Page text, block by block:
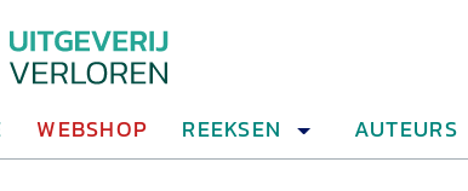
WEBSHOP REEKSEN AUTEURS